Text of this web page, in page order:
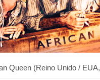
Queen (Reino Unido /